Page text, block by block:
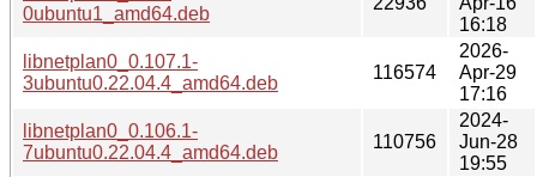
0ubuntu1_amd64.deb
16:18
libnetplan0_0.107.1-
3ubuntu0.22.04.4_amd64.deb
116574
2026-
Apr-29
17:16
libnetplan0_0.106.1-
7ubuntu0.22.04.4_amd64.deb
110756
2024-
Jun-28
19:55